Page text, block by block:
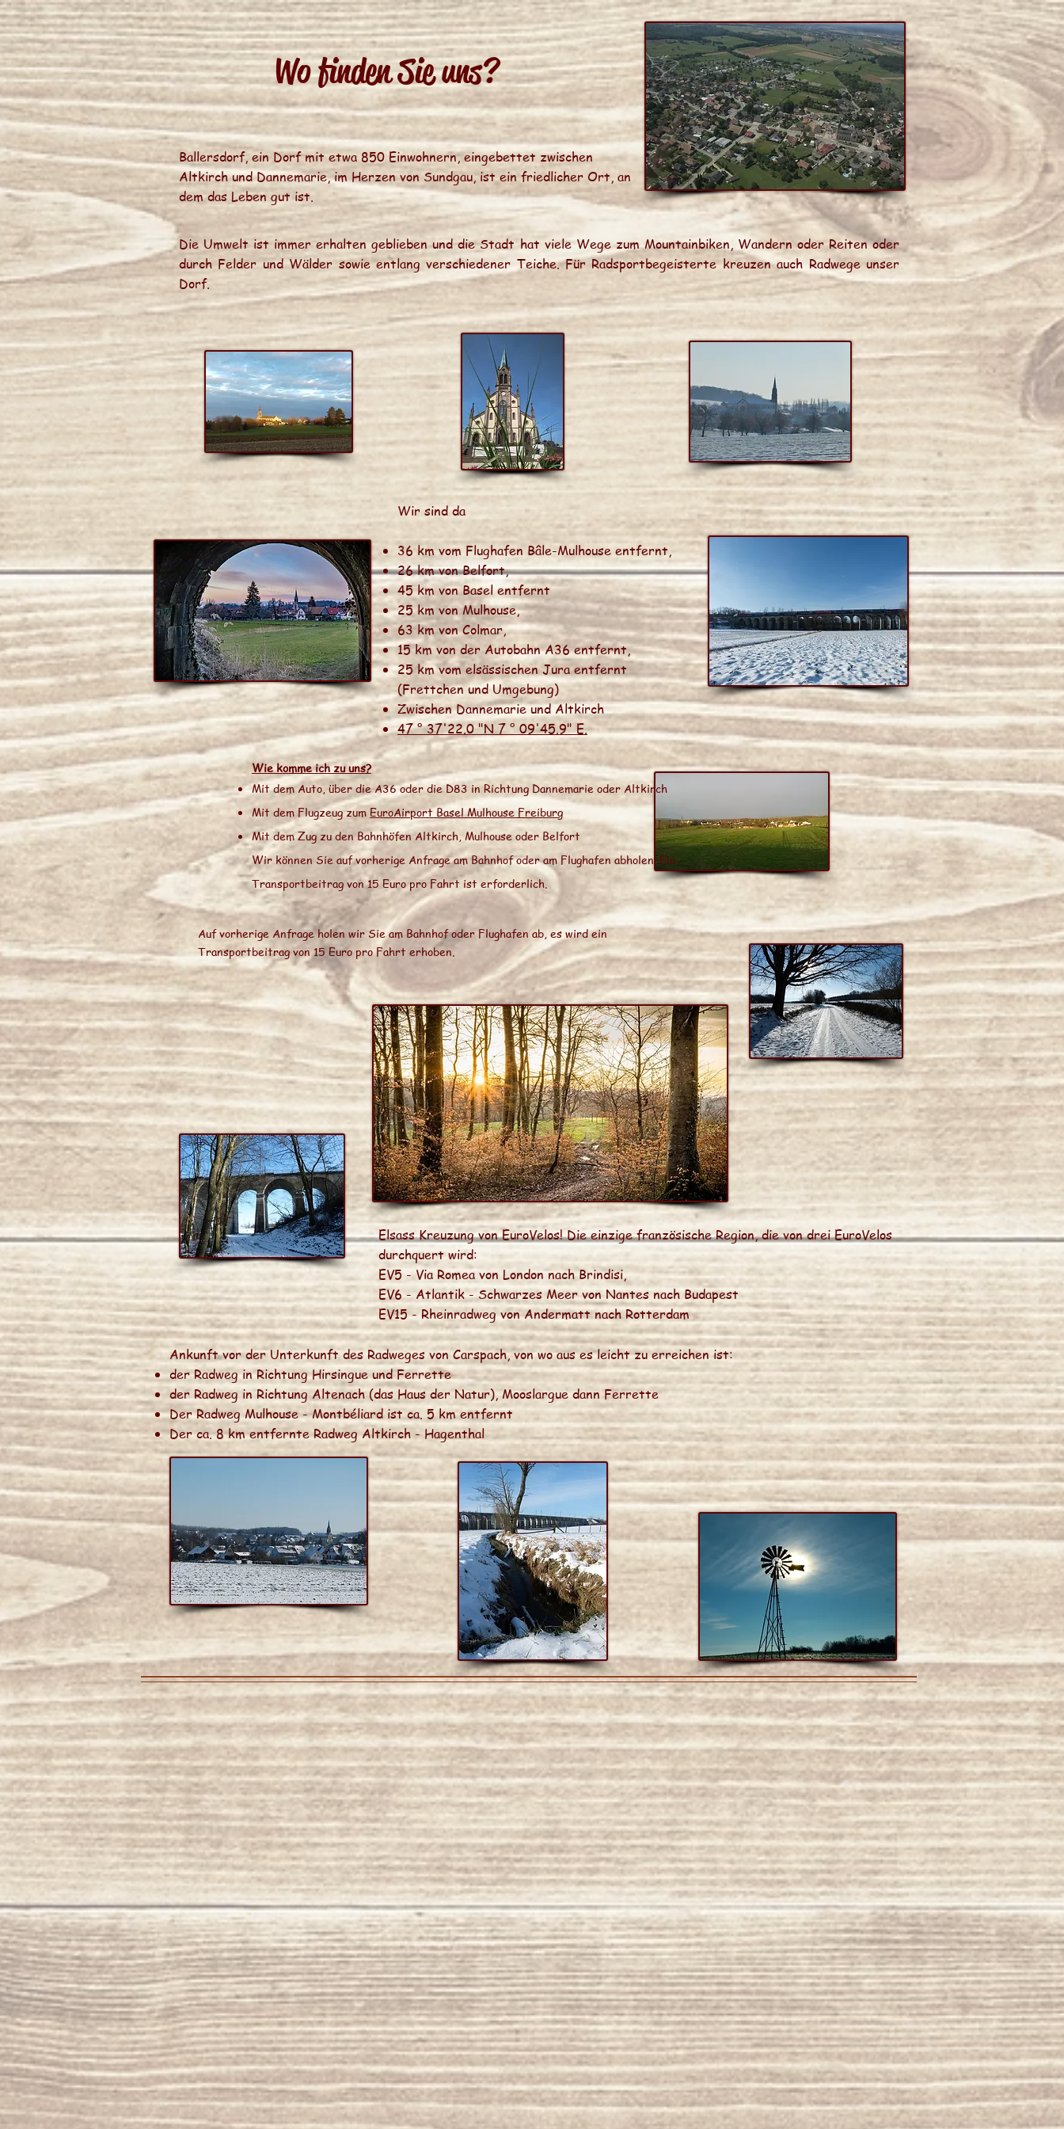
Wo finden Sie uns?
Ballersdorf, ein Dorf mit etwa 850 Einwohnern, eingebettet zwischen
Altkirch und Dannemarie, im Herzen von Sundgau, ist ein friedlicher Ort, an
dem das Leben gut ist.
Die Umwelt ist immer erhalten geblieben und die Stadt hat viele Wege zum Mountainbiken, Wandern oder Reiten oder
durch Felder und Wälder sowie entlang verschiedener Teiche. Für Radsportbegeisterte kreuzen auch Radwege unser
Dorf.
Wir sind da
36 km vom Flughafen Bâle-Mulhouse entfernt,
26 km von Belfort,
45 km von Basel entfernt
25 km von Mulhouse,
63 km von Colmar,
15 km von der Autobahn A36 entfernt,
25 km vom elsässischen Jura entfernt
(Frettchen und Umgebung)
Zwischen Dannemarie und Altkirch
47 ° 37'22.0 "N 7 ° 09'45.9" E.
Wie komme ich zu uns?
Mit dem Auto, über die A36 oder die D83 in Richtung Dannemarie oder Altkirch
Mit dem Flugzeug zum EuroAirport Basel Mulhouse Freiburg
Mit dem Zug zu den Bahnhöfen Altkirch, Mulhouse oder Belfort
Wir können Sie auf vorherige Anfrage am Bahnhof oder am Flughafen abholen. Ein
Transportbeitrag von 15 Euro pro Fahrt ist erforderlich.
Elsass Kreuzung von EuroVelos! Die einzige französische Region, die von drei EuroVelos
durchquert wird:
EV5 - Via Romea von London nach Brindisi,
EV6 - Atlantik - Schwarzes Meer von Nantes nach Budapest
EV15 - Rheinradweg von Andermatt nach Rotterdam
Auf vorherige Anfrage holen wir Sie am Bahnhof oder Flughafen ab, es wird ein
Transportbeitrag von 15 Euro pro Fahrt erhoben.
Ankunft vor der Unterkunft des Radweges von Carspach, von wo aus es leicht zu erreichen ist:
der Radweg in Richtung Hirsingue und Ferrette
der Radweg in Richtung Altenach (das Haus der Natur), Mooslargue dann Ferrette
Der Radweg Mulhouse - Montbéliard ist ca. 5 km entfernt
Der ca. 8 km entfernte Radweg Altkirch - Hagenthal